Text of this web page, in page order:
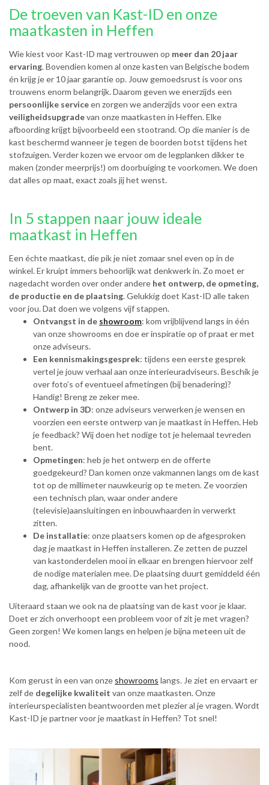
De troeven van Kast-ID en onze
maatkasten in Heffen
Wie kiest voor Kast-ID mag vertrouwen op meer dan 20 jaar
ervaring. Bovendien komen al onze kasten van Belgische bodem
én krijg je er 10 jaar garantie op. Jouw gemoedsrust is voor ons
trouwens enorm belangrijk. Daarom geven we enerzijds een
persoonlijke serviceen zorgen we anderzijds voor een extra
veiligheidsupgradevan onze maatkasten in Heffen. Elke
afboording krijgt bijvoorbeeld een stootrand. Op die manier is de
kast beschermd wanneer je tegen de boorden botst tijdens het
stofzuigen. Verder kozen we ervoor om de legplanken dikker te
maken (zonder meerprijs!) om doorbuiging te voorkomen. We doen
dat alles op maat, exact zoals jij het wenst.
In 5 stappen naar jouw ideale
maatkast in Heffen
Een échte maatkast, die pik je niet zomaar snel even op in de
winkel. Er kruipt immers behoorlijk wat denkwerk in. Zo moet er
nagedacht worden over onder andere het ontwerp, de opmeting,
de productie en de plaatsing. Gelukkig doet Kast-ID alle taken
voor jou. Dat doen we volgens vijf stappen.
Ontvangst in de showroom: kom vrijblijvend langs in één
van onze showrooms en doe er inspiratie op of praat er met
onze adviseurs.
Een kennismakingsgesprek: tijdens een eerste gesprek
vertel je jouw verhaal aan onze interieuradviseurs. Beschik je
over foto’s of eventueel afmetingen (bij benadering)?
Handig! Breng ze zeker mee.
Ontwerp in 3D: onze adviseurs verwerken je wensen en
voorzien een eerste ontwerp van je maatkast in Heffen. Heb
je feedback? Wij doen het nodige tot je helemaal tevreden
bent.
Opmetingen: heb je het ontwerp en de offerte
goedgekeurd? Dan komen onze vakmannen langs om de kast
tot op de millimeter nauwkeurig op te meten. Ze voorzien
een technisch plan, waar onder andere
(televisie)aansluitingen en inbouwhaarden in verwerkt
zitten.
De installatie: onze plaatsers komen op de afgesproken
dag je maatkast in Heffen installeren. Ze zetten de puzzel
van kastonderdelen mooi in elkaar en brengen hiervoor zelf
de nodige materialen mee. De plaatsing duurt gemiddeld één
dag, afhankelijk van de grootte van het project.
Uiteraard staan we ook na de plaatsing van de kast voor je klaar.
Doet er zich onverhoopt een probleem voor of zit je met vragen?
Geen zorgen! We komen langs en helpen je bijna meteen uit de
nood.
Kom gerust in een van onze showrooms langs. Je ziet en ervaart er
zelf de degelijke kwaliteit van onze maatkasten. Onze
interieurspecialisten beantwoorden met plezier al je vragen. Wordt
Kast-ID je partner voor je maatkast in Heffen? Tot snel!